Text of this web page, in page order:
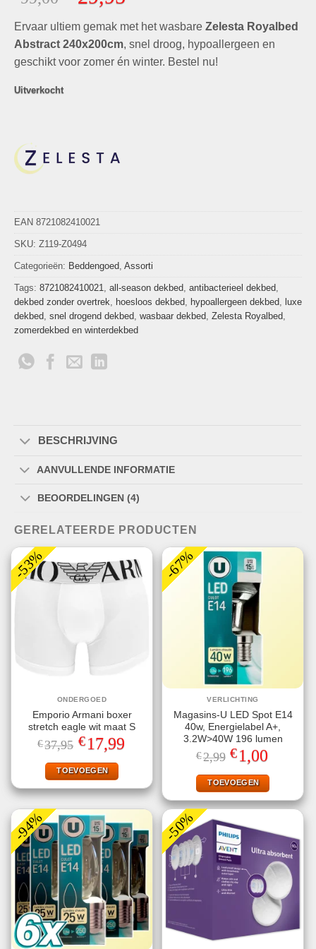
gebaseerd
waarderingenwas:
€99,00.
is:
€29,95.
Ervaar ultiem gemak met het wasbare Zelesta Royalbed
Abstract 240x200cm, snel droog, hypoallergeen en
geschikt voor zomer én winter. Bestel nu!
Uitverkocht
EAN 8721082410021
SKU: Z119-Z0494
Categorieën: Beddengoed, Assorti
Tags: 8721082410021, all-season dekbed, antibacterieel dekbed,
dekbed zonder overtrek, hoesloos dekbed, hypoallergeen dekbed, luxe
dekbed, snel drogend dekbed, wasbaar dekbed, Zelesta Royalbed,
zomerdekbed en winterdekbed
BESCHRIJVING
AANVULLENDE INFORMATIE
BEOORDELINGEN (4)
GERELATEERDE PRODUCTEN
-53%
ONDERGOED
Emporio Armani boxer
stretch eagle wit maat S
€37,95 Oorspronkelijke
prijs
was:
€37,95.
€17,99Huidige
prijs
TOEVOEGEN
-67%
VERLICHTING
Magasins-U LED Spot E14
40w, Energielabel A+,
3.2W>40W 196 lumen
€2,99 Oorspronkelijke
prijs
was:
€2,99.
€1,00
is:
€1,00.
TOEVOEGEN
-94% -50%